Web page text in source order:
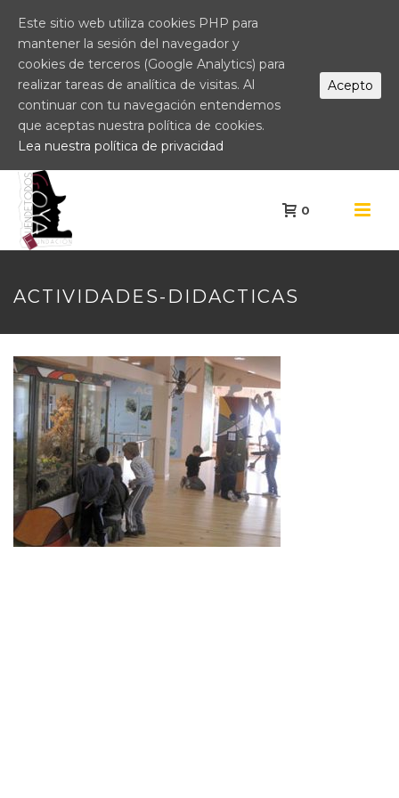
0
ACTIVIDADES-DIDACTICAS
Este sitio web utiliza cookies PHP para
mantener la sesión del navegador y
cookies de terceros (Google Analytics) para
realizar tareas de analítica de visitas. Al
continuar con tu navegación entendemos
que aceptas nuestra política de cookies.
Lea nuestra política de privacidad
Acepto